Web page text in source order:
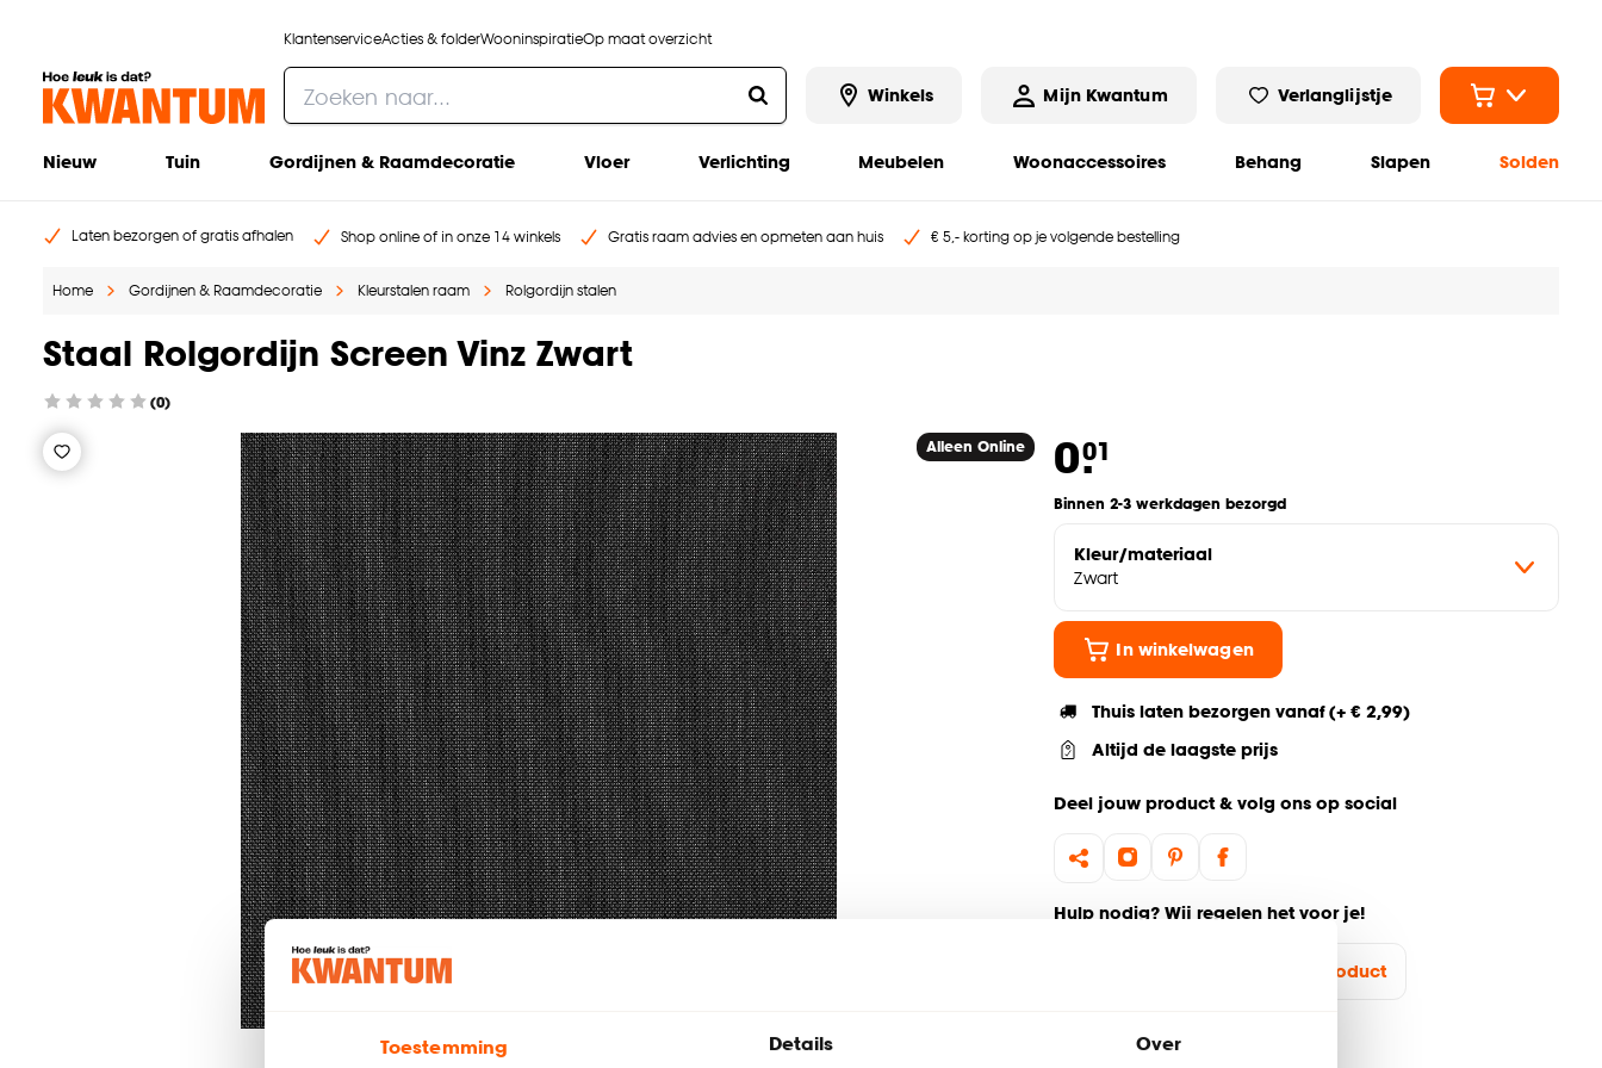
Toestemming Details Over
KlantenserviceActies & folderWooninspiratieOp maat overzicht
Winkels Mijn Kwantum Verlanglijstje
Nieuw Tuin Gordijnen & Raamdecoratie Vloer Verlichting Meubelen Woonaccessoires Behang Slapen Solden
Laten bezorgen of gratis afhalen Shop online of in onze 14 winkels Gratis raam advies en opmeten aan huis € 5,- korting op je volgende bestelling
Home Gordijnen & Raamdecoratie Kleurstalen raam Rolgordijn stalen
Staal Rolgordijn Screen Vinz Zwart
(0)
Alleen Online 0.01
Binnen 2-3 werkdagen bezorgd
Kleur/materiaal
Zwart
In winkelwagen
Thuis laten bezorgen vanaf (+ € 2,99)
Altijd de laagste prijs
Deel jouw product & volg ons op social
Hulp nodig? Wij regelen het voor je!
Ga terug naar het hoofdproduct